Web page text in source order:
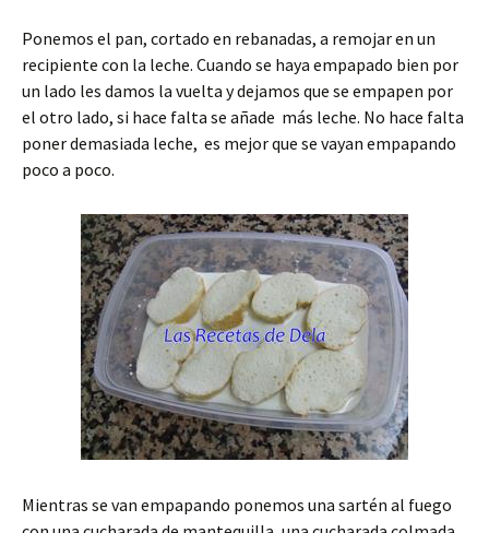
Ponemos el pan, cortado en rebanadas, a remojar en un
recipiente con la leche. Cuando se haya empapado bien por
un lado les damos la vuelta y dejamos que se empapen por
el otro lado, si hace falta se añade más leche. No hace falta
poner demasiada leche, es mejor que se vayan empapando
poco a poco.
Mientras se van empapando ponemos una sartén al fuego